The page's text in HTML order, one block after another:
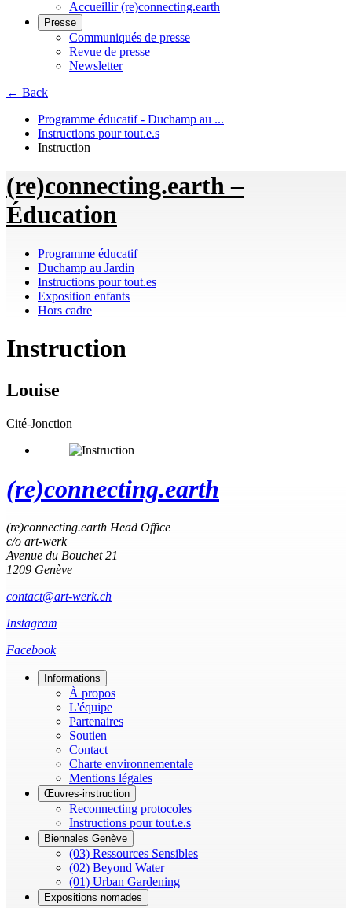
Accueillir (re)connecting.earth
Presse
Communiqués de presse
Revue de presse
Newsletter
← Back
Programme éducatif - Duchamp au ...
Instructions pour tout.e.s
Instruction
(re)connecting.earth –
Éducation
Programme éducatif
Duchamp au Jardin
Instructions pour tout.es
Exposition enfants
Hors cadre
Instruction
Louise
Cité-Jonction
(re)connecting.earth
(re)connecting.earth Head Office
c/o art-werk
Avenue du Bouchet 21
1209 Genève
contact@art-werk.ch
Instagram
Facebook
Informations
À propos
L'équipe
Partenaires
Soutien
Contact
Charte environnementale
Mentions légales
Œuvres-instruction
Reconnecting protocoles
Instructions pour tout.e.s
Biennales Genève
(03) Ressources Sensibles
(02) Beyond Water
(01) Urban Gardening
Expositions nomades